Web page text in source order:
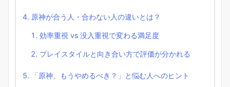
原神が合う人・合わない人の違いとは？
効率重視 vs 没入重視で変わる満足度
プレイスタイルと向き合い方で評価が分かれる
「原神、もうやめるべき？」と悩む人へのヒント